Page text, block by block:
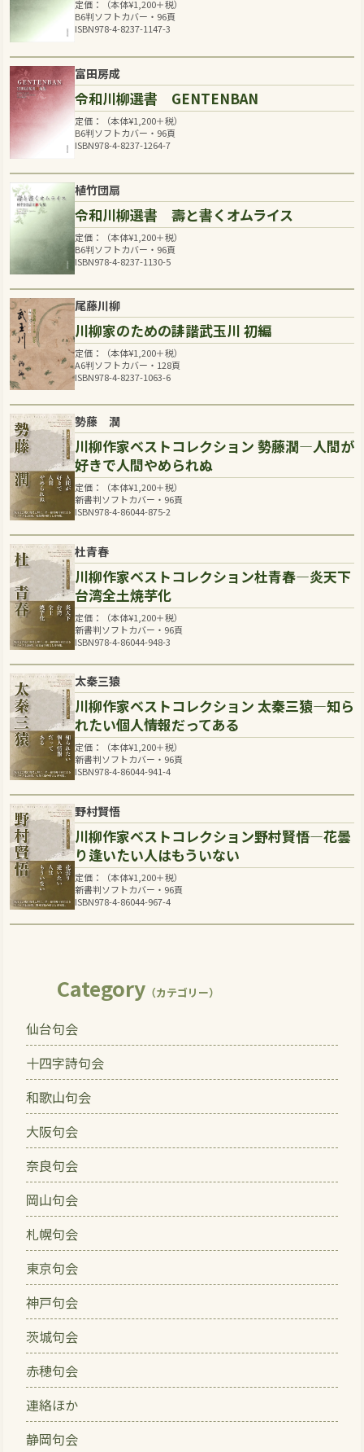
定価：（本体¥1,200＋税）
B6判ソフトカバー・96頁
ISBN978-4-8237-1147-3
富田房成
令和川柳選書 GENTENBAN
定価：（本体¥1,200＋税）
B6判ソフトカバー・96頁
ISBN978-4-8237-1264-7
植竹団扇
令和川柳選書 壽と書くオムライス
定価：（本体¥1,200＋税）
B6判ソフトカバー・96頁
ISBN978-4-8237-1130-5
尾藤川柳
川柳家のための誹諧武玉川 初編
定価：（本体¥1,200＋税）
A6判ソフトカバー・128頁
ISBN978-4-8237-1063-6
勢藤 潤
川柳作家ベストコレクション 勢藤潤―人間が
好きで人間やめられぬ
定価：（本体¥1,200＋税）
新書判ソフトカバー・96頁
ISBN978-4-86044-875-2
杜青春
川柳作家ベストコレクション杜青春―炎天下
台湾全土焼芋化
定価：（本体¥1,200＋税）
新書判ソフトカバー・96頁
ISBN978-4-86044-948-3
太秦三猿
川柳作家ベストコレクション 太秦三猿―知ら
れたい個人情報だってある
定価：（本体¥1,200＋税）
新書判ソフトカバー・96頁
ISBN978-4-86044-941-4
野村賢悟
川柳作家ベストコレクション野村賢悟―花曇
り逢いたい人はもういない
定価：（本体¥1,200＋税）
新書判ソフトカバー・96頁
ISBN978-4-86044-967-4
Category （カテゴリー）
仙台句会
十四字詩句会
和歌山句会
大阪句会
奈良句会
岡山句会
札幌句会
東京句会
神戸句会
茨城句会
赤穂句会
連絡ほか
静岡句会